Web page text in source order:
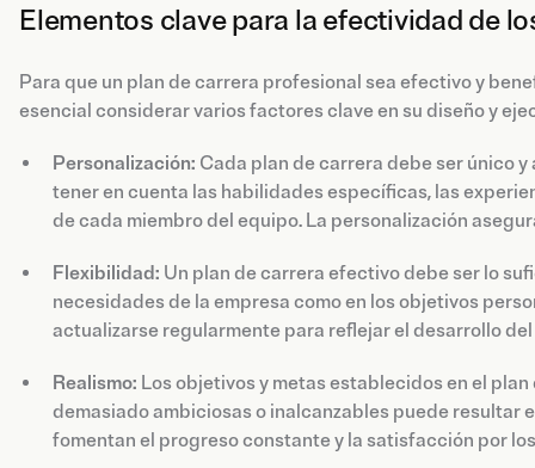
Elementos clave para la efectividad de
Para que un plan de carrera profesional sea efectivo y
esencial considerar varios factores clave en su diseño y
Personalización: Cada plan de carrera debe ser único
tener en cuenta las habilidades específicas, las
de cada miembro del equipo. La personalización
Flexibilidad: Un plan de carrera efectivo debe ser lo
necesidades de la empresa como en los objetivos
actualizarse regularmente para reflejar el desarrollo
Realismo: Los objetivos y metas establecidos en el
demasiado ambiciosas o inalcanzables puede
fomentan el progreso constante y la satisfacción por